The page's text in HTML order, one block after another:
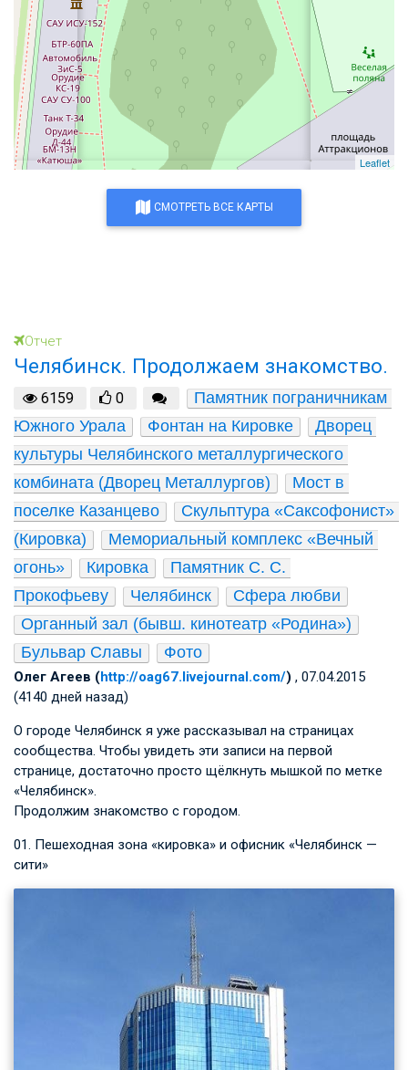
Leaflet
СМОТРЕТЬ ВСЕ КАРТЫ
Отчет
Челябинск. Продолжаем знакомство.
6159 0
Памятник пограничникам
Южного Урала
Фонтан на Кировке
Дворец
культуры Челябинского металлургического
комбината (Дворец Металлургов)
Мост в
поселке Казанцево
Скульптура «Саксофонист»
(Кировка)
Мемориальный комплекс «Вечный
огонь»
Кировка
Памятник С. С.
Прокофьеву
Челябинск
Сфера любви
Органный зал (бывш. кинотеатр «Родина»)
Бульвар Славы
Фото
Олег Агеев (http://oag67.livejournal.com/) , 07.04.2015
(4140 дней назад)
О городе Челябинск я уже рассказывал на страницах
сообщества. Чтобы увидеть эти записи на первой
странице, достаточно просто щёлкнуть мышкой по метке
«Челябинск».
Продолжим знакомство с городом.
01. Пешеходная зона «кировка» и офисник «Челябинск —
сити»